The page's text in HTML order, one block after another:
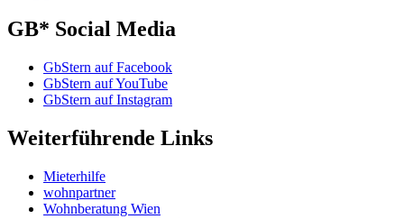
GB* Social Media
GbStern auf Facebook
GbStern auf YouTube
GbStern auf Instagram
Weiterführende Links
Mieterhilfe
wohnpartner
Wohnberatung Wien